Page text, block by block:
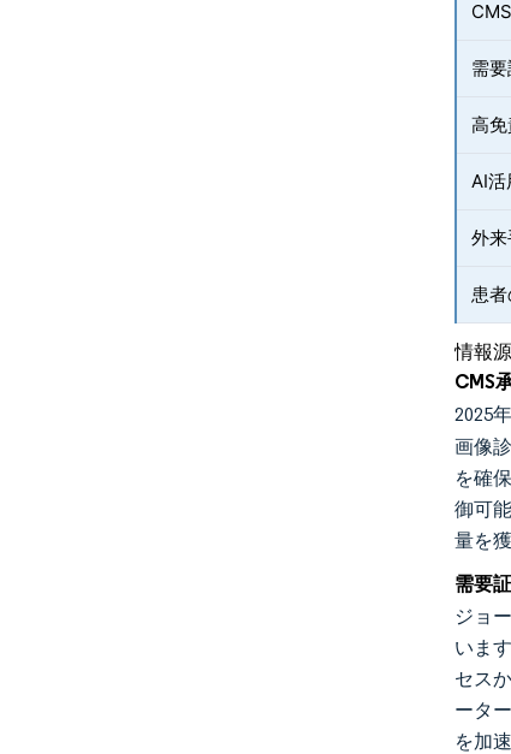
需
高
AI活
外
患
情報
CMS
2025
画像
を確
御可
量を
需要
ジョ
いま
セス
ータ
を加